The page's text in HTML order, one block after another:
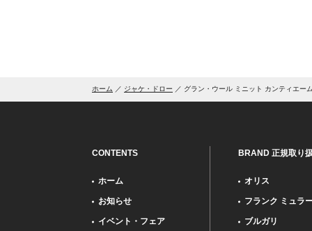
ホーム ジャケ・ドロー グラン・ウール ミニット カンティエーム
CONTENTS
ホーム
お知らせ
イベント・フェア
BRAND 正規取り
オリス
フランク ミュラ
ブルガリ